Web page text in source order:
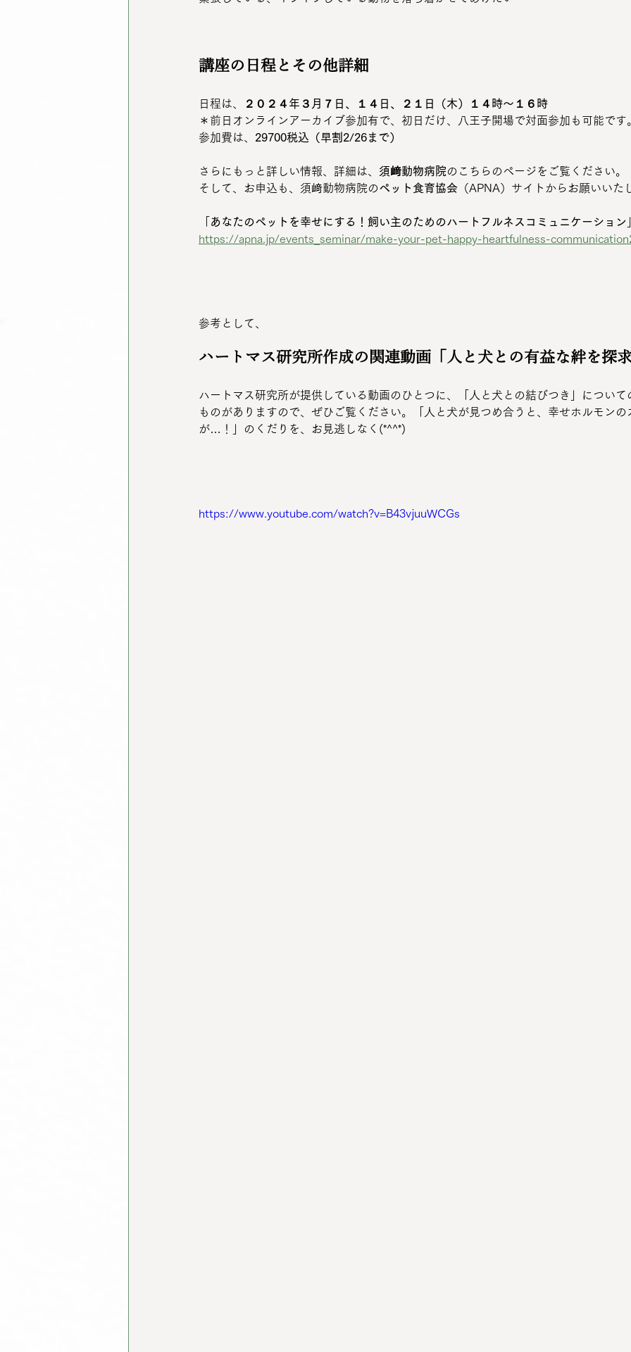
講座の日程とその他詳細
日程は、
２０２４年３月７日、１４日、２１日（木）１４時～１６時
＊前日オンラインアーカイブ参加有で、初日だけ、八王子開場で対面参加も可能です
参加費は、 29700税込（早割2/26まで）
さらにもっと詳しい情報、詳細は、 須﨑動物病院のこちらのページをご覧ください。
そして、お申込も、須﨑動物病院のペット食育協会 （APNA）サイトからお願いいた
あなたのペットを幸せにする！飼い主のためのハートフルネスコミュニケーション
https://apna.jp/events_seminar/make-your-pet-happy-heartfulness-
参考として、
ハートマス研究所作成の関連動画「人と犬との有益な絆を探求
ハートマス研究所が提供している動画のひとつに、「人と犬との結びつき」について
ものがありますので、ぜひご覧ください。「人と犬が見つめ合うと、幸せホルモンの
が…！」のくだりを、お見逃しなく(*^^*)
https://www.youtube.com/watch?v=B43vjuuWCGs